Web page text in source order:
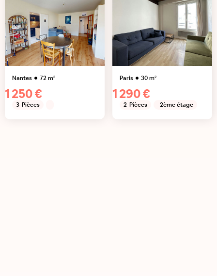
Nantes 72m²
1 250 €
3 Pièces
Paris 30m²
1 290 €
2 Pièces 2ème étage